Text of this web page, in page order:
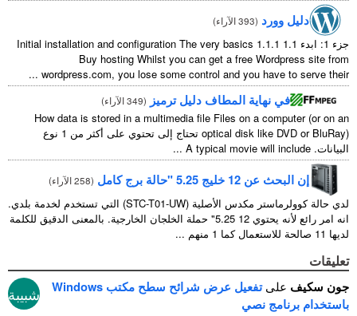
393 الآراء )
Initial installation and configuration The very basics
Buy hosting Whilst you can get a
wordpress.com, you lose some control and
...
المطاف دليل ترميز 349 الآراء
How data is stored in a multimedia file Files on
optical
) تحتاج إلى تحتوي على أكثر من 1 نوع
A typical
...
(258 الآراء )
لدي حالة كوولرماستر مكدس الأصلية (STC-T01-UW) التي تستخدم لخدمة بلدي.
انه امر رائع لأنه يحتوي 12 5.25" حملة الخلجان الخارجية. بالمعنى الدقيق للكلمة
شبيبة
تفعيل عرض شرائح سطح مكتب Windows